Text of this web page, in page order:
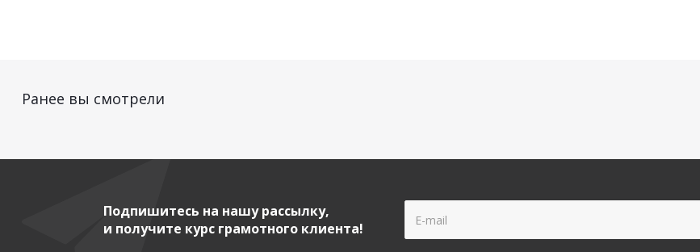
Ранее вы смотрели
Подпишитесь на нашу рассылку,
и получите курс грамотного клиента!